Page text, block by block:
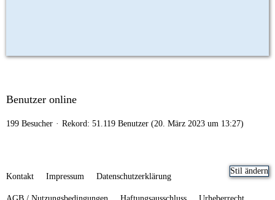
Benutzer online
199 Besucher Rekord: 51.119 Benutzer (20. März 2023 um 13:27)
Stil ändern
Kontakt Impressum Datenschutzerklärung
AGB / Nutzungsbedingungen Haftungsausschluss Urheberrecht